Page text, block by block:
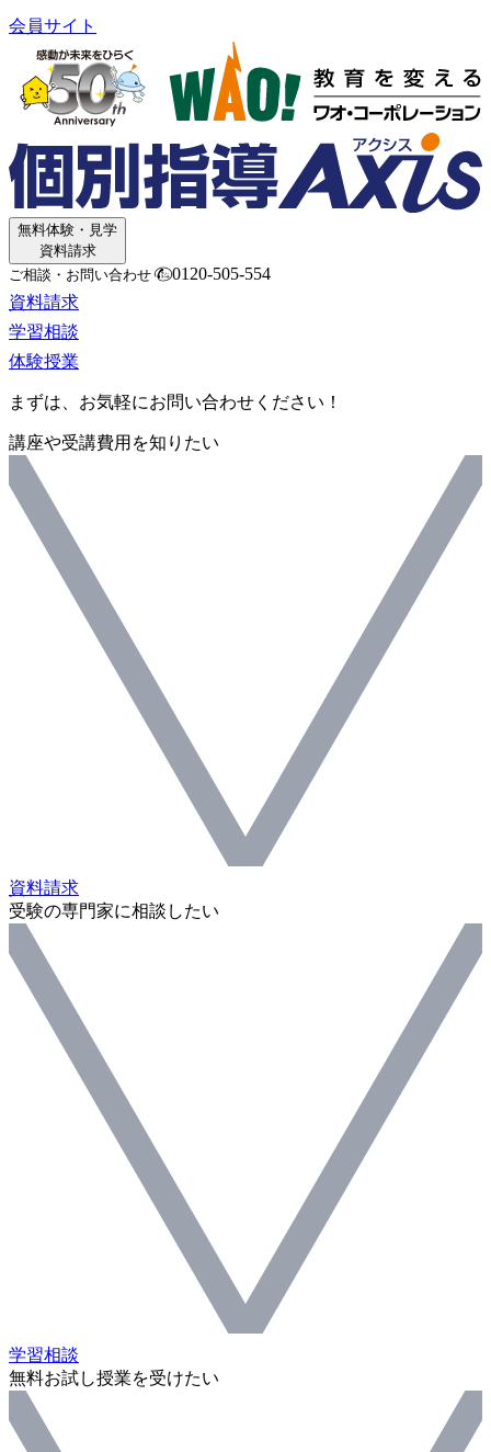
会員サイト
無料体験・見学
資料請求
ご相談・お問い合わせ
0120-505-554
資料請求
学習相談
体験授業
まずは、お気軽にお問い合わせください！
講座や受講費用を知りたい
資料請求
受験の専門家に相談したい
学習相談
無料お試し授業を受けたい